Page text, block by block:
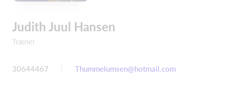
Judith Juul Hansen
Træner
30644467 Thummelumsen@hotmail.com